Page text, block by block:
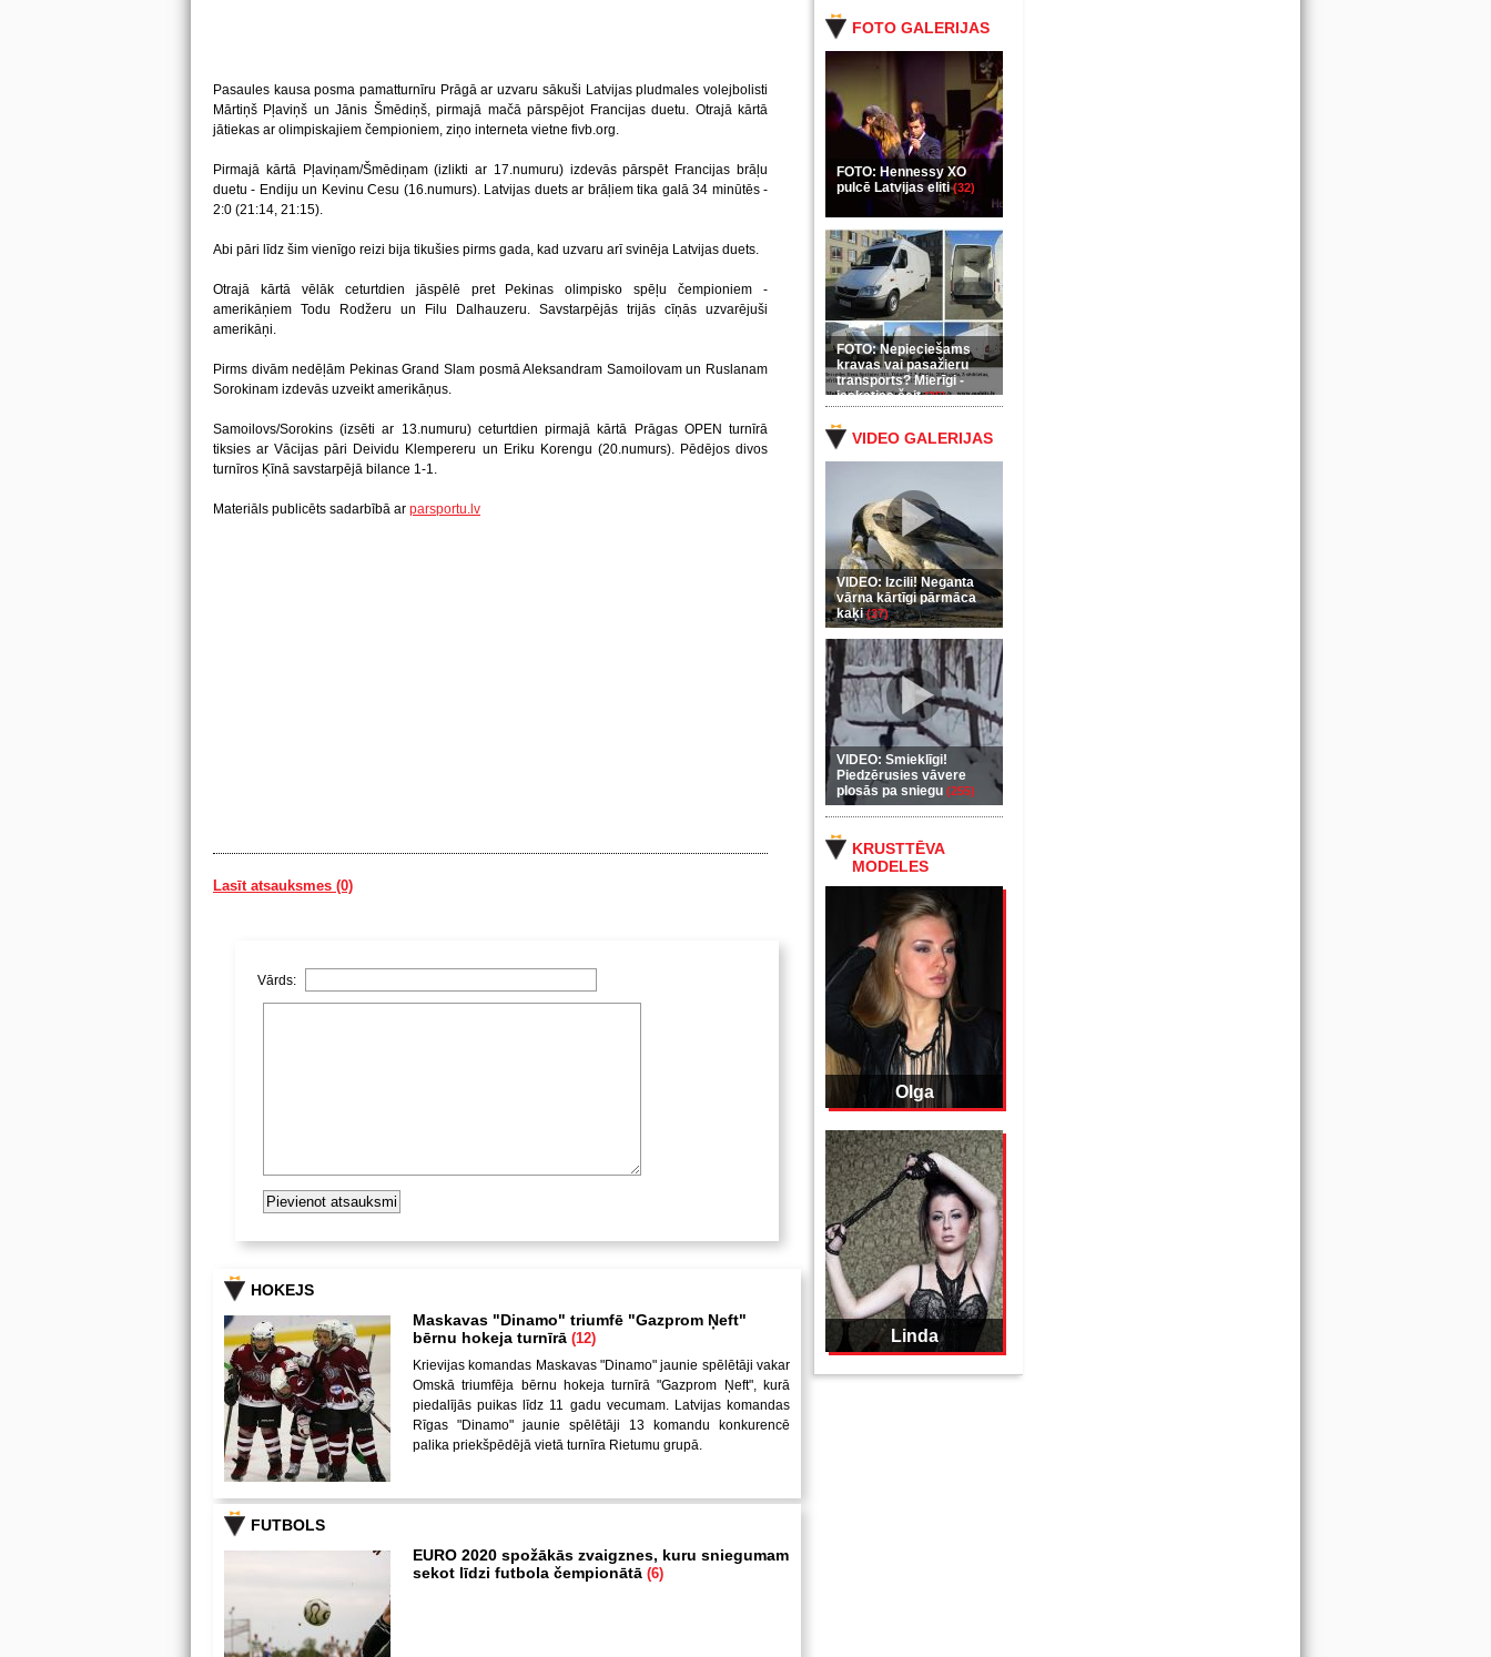
FOTO GALERIJAS
FOTO: Hennessy XO
pulcē Latvijas eliti(32)
FOTO: Nepieciešams
kravas vai pasažieru
transports? Mierīgi -
ieskaties šeit(35)
VIDEO GALERIJAS
VIDEO: Izcili! Neganta
vārna kārtīgi pārmāca
kaķi(37)
VIDEO: Smieklīgi!
Piedzērusies vāvere
plosās pa sniegu (255)
KRUSTTĒVA
MODELES
Olga
Linda
Pasaules kausa posma pamatturnīru Prāgā ar uzvaru sākuši Latvijas pludmales volejbolisti
Mārtiņš Pļaviņš un Jānis Šmēdiņš, pirmajā mačā pārspējot Francijas duetu. Otrajā kārtā
jātiekas ar olimpiskajiem čempioniem, ziņo interneta vietne fivb.org.
Pirmajā kārtā Pļaviņam/Šmēdiņam (izlikti ar 17.numuru) izdevās pārspēt Francijas brāļu
duetu - Endiju un Kevinu Cesu (16.numurs). Latvijas duets ar brāļiem tika galā 34 minūtēs -
2:0 (21:14, 21:15).
Abi pāri līdz šim vienīgo reizi bija tikušies pirms gada, kad uzvaru arī svinēja Latvijas duets.
Otrajā kārtā vēlāk ceturtdien jāspēlē pret Pekinas olimpisko spēļu čempioniem -
amerikāņiem Todu Rodžeru un Filu Dalhauzeru. Savstarpējās trijās cīņās uzvarējuši
amerikāņi.
Pirms divām nedēļām Pekinas Grand Slam posmā Aleksandram Samoilovam un Ruslanam
Sorokinam izdevās uzveikt amerikāņus.
Samoilovs/Sorokins (izsēti ar 13.numuru) ceturtdien pirmajā kārtā Prāgas OPEN turnīrā
tiksies ar Vācijas pāri Deividu Klempereru un Eriku Korengu (20.numurs). Pēdējos divos
turnīros Ķīnā savstarpējā bilance 1-1.
Materiāls publicēts sadarbībā ar parsportu.lv
Lasīt atsauksmes (0)
Vārds:
HOKEJS
Maskavas "Dinamo" triumfē "Gazprom Ņeft"
bērnu hokeja turnīrā (12)
Krievijas komandas Maskavas "Dinamo" jaunie spēlētāji vakar
Omskā triumfēja bērnu hokeja turnīrā "Gazprom Ņeft", kurā
piedalījās puikas līdz 11 gadu vecumam. Latvijas komandas
Rīgas "Dinamo" jaunie spēlētāji 13 komandu konkurencē
palika priekšpēdējā vietā turnīra Rietumu grupā.
FUTBOLS
EURO 2020 spožākās zvaigznes, kuru sniegumam
sekot līdzi futbola čempionātā (6)